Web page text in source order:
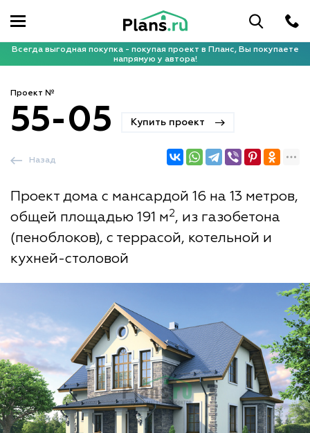
Всегда выгодная покупка - покупая проект в Планс, Вы покупаете
напрямую у автора!
Проект №
55-05 Купить проект
Проект дома с мансардой 16 на 13 метров,
общей площадью 191 м2, из газобетона
(пеноблоков), с террасой, котельной и
кухней-столовой
Назад